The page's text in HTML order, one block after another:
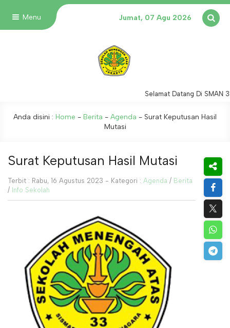
Menu Jumat, 07 Agu 2026
Selamat Datang Di SMAN
Anda disini : Home - Berita - Agenda - Surat Keputusan Hasil
Mutasi
Surat Keputusan Hasil Mutasi
Terbit : Rabu, 16 Agustus 2023 - Kategori : Agenda / Berita
/ Info Sekolah